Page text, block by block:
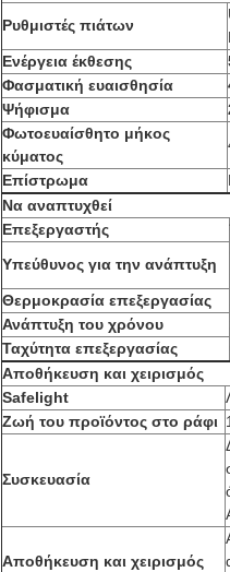
Ρυθμιστές πιάτων
Ενέργεια έκθεσης
Φασματική ευαισθησία
Ψήφισμα
Φωτοευαίσθητο μήκος
κύματος
Επίστρωμα
Να αναπτυχθεί
Επεξεργαστής
Υπεύθυνος για την ανάπτυξη
Θερμοκρασία επεξεργασίας
Ανάπτυξη του χρόνου
Ταχύτητα επεξεργασίας
Αποθήκευση και χειρισμός
Safelight
Ζωή του προϊόντος στο ράφι
Συσκευασία
Αποθήκευση και χειρισμός